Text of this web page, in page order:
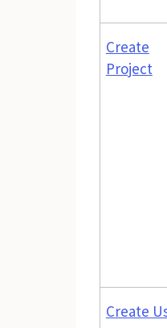
Create
Project
Create